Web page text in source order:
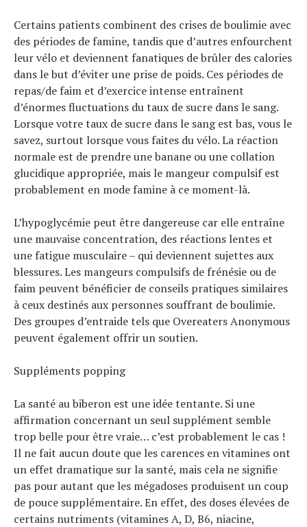
Certains patients combinent des crises de boulimie avec
des périodes de famine, tandis que d’autres enfourchent
leur vélo et deviennent fanatiques de brûler des calories
dans le but d’éviter une prise de poids. Ces périodes de
repas/de faim et d’exercice intense entraînent
d’énormes fluctuations du taux de sucre dans le sang.
Lorsque votre taux de sucre dans le sang est bas, vous le
savez, surtout lorsque vous faites du vélo. La réaction
normale est de prendre une banane ou une collation
glucidique appropriée, mais le mangeur compulsif est
probablement en mode famine à ce moment-là.
L’hypoglycémie peut être dangereuse car elle entraîne
une mauvaise concentration, des réactions lentes et
une fatigue musculaire – qui deviennent sujettes aux
blessures. Les mangeurs compulsifs de frénésie ou de
faim peuvent bénéficier de conseils pratiques similaires
à ceux destinés aux personnes souffrant de boulimie.
Des groupes d’entraide tels que Overeaters Anonymous
peuvent également offrir un soutien.
Suppléments popping
La santé au biberon est une idée tentante. Si une
affirmation concernant un seul supplément semble
trop belle pour être vraie… c’est probablement le cas !
Il ne fait aucun doute que les carences en vitamines ont
un effet dramatique sur la santé, mais cela ne signifie
pas pour autant que les mégadoses produisent un coup
de pouce supplémentaire. En effet, des doses élevées de
certains nutriments (vitamines A, D, B6, niacine,